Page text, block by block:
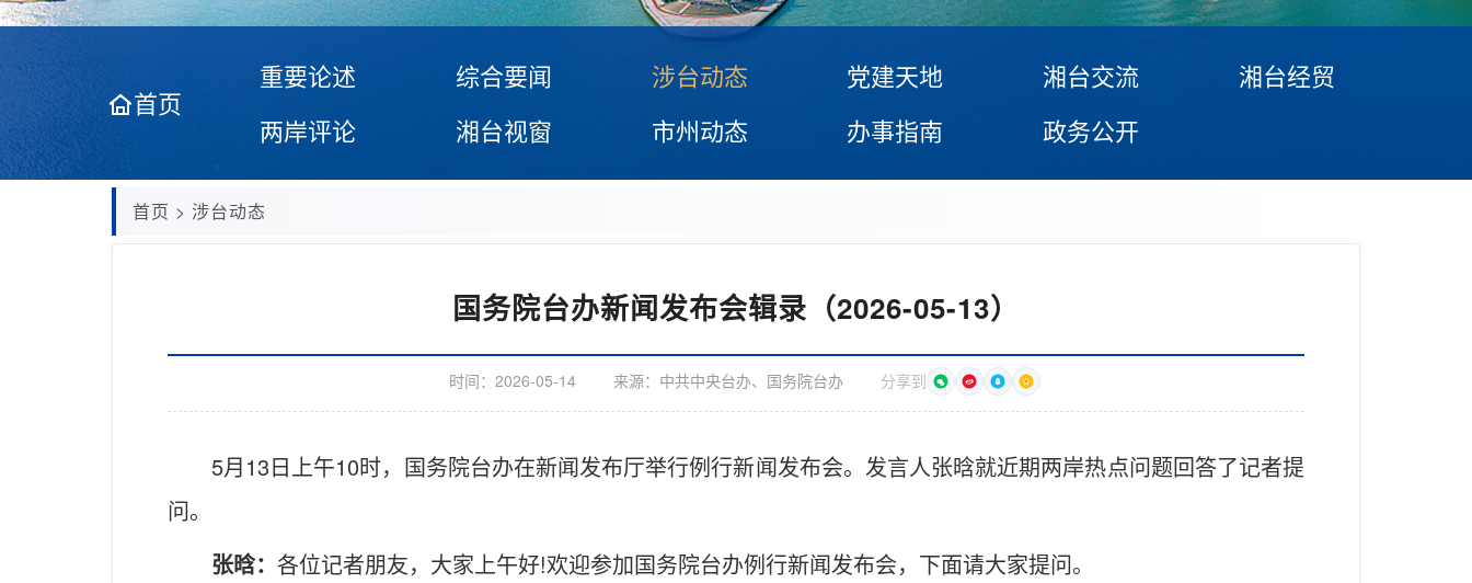
首页
重要论述 综合要闻 涉台动态 党建天地 湘台交流
湘台经贸
两岸评论
湘台视窗 市州动态 办事指南 政务公开
首页 > 涉台动态
国务院台办新闻发布会辑录（2026-05-13）
时间： 2026-05-14 来源： 中共中央台办、国务院台办 分享到
5月13日上午10时，国务院台办在新闻发布厅举行例行新闻发布会。发言人张晗就近期两岸热点问题回答了记者提
问。
张晗： 各位记者朋友，大家上午好!欢迎参加国务院台办例行新闻发布会，下面请大家提问。